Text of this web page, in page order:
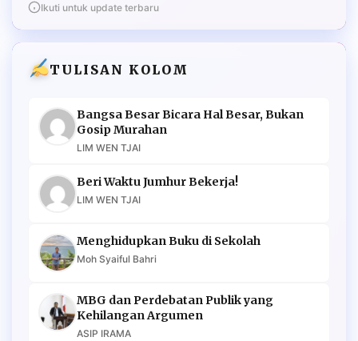
Ikuti untuk update terbaru
TULISAN KOLOM
Bangsa Besar Bicara Hal Besar, Bukan
Gosip Murahan
LIM WEN TJAI
Beri Waktu Jumhur Bekerja!
LIM WEN TJAI
Menghidupkan Buku di Sekolah
Moh Syaiful Bahri
MBG dan Perdebatan Publik yang
Kehilangan Argumen
ASIP IRAMA